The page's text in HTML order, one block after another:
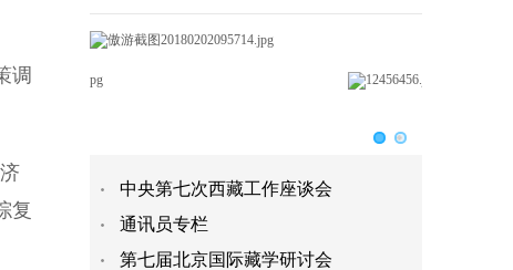
调
复
中央第七次西藏工作座谈会
通讯员专栏
第七届北京国际藏学研讨会